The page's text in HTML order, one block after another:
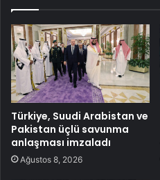
Türkiye, Suudi Arabistan ve
Pakistan üçlü savunma
anlaşması imzaladı
Ağustos 8, 2026